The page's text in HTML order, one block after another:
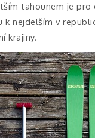
tahounem je
nejdelším v
krajiny.